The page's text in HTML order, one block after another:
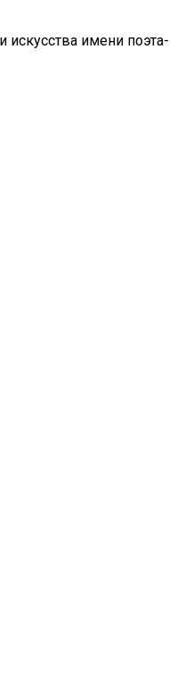
искусства имени поэта-